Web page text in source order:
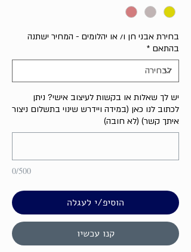
בחירת אבני חן ו/ או יהלומים - המחיר ישתנה
בהתאם *
יש לך שאלות או בקשות לעיצוב אישי? ניתן
לכתוב לנו כאן (במידה ויידרש שינוי בתשלום ניצור
איתך קשר) (לא חובה)
0/500
הוסיפ/י לעגלה
קנו עכשיו